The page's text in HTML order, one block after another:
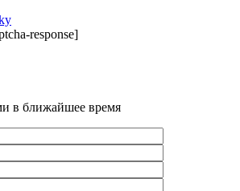
response]
в ближайшее время